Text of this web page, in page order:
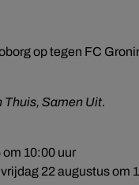
op tegen FC
Thuis, Samen Uit.
10:00 uur
22 augustus om